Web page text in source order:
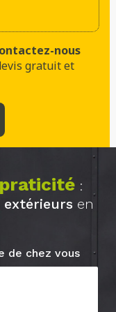
nous
gratuit et
praticité:
extérieurs en
de chez vous